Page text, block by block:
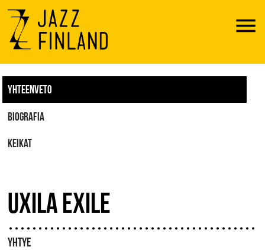
Menu
YHTEENVETO
BIOGRAFIA
KEIKAT
UXILA EXILE
YHTYE